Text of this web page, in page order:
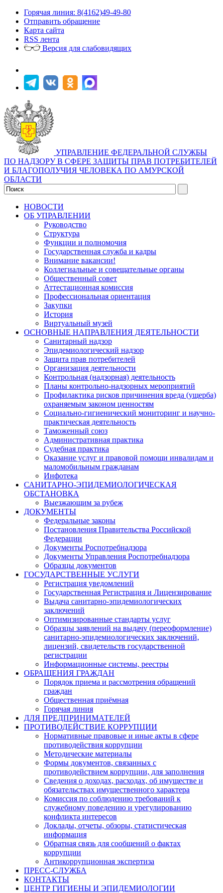
Горячая линия: 8(4162)49-49-80
Отправить обращение
Карта сайта
RSS лента
Версия для слабовидящих
УПРАВЛЕНИЕ ФЕДЕРАЛЬНОЙ СЛУЖБЫ
ПО НАДЗОРУ В СФЕРЕ ЗАЩИТЫ ПРАВ ПОТРЕБИТЕЛЕЙ
И БЛАГОПОЛУЧИЯ ЧЕЛОВЕКА ПО АМУРСКОЙ
ОБЛАСТИ
НОВОСТИ
ОБ УПРАВЛЕНИИ
Руководство
Структура
Функции и полномочия
Государственная служба и кадры
Внимание вакансии!
Коллегиальные и совещательные органы
Общественный совет
Аттестационная комиссия
Профессиональная ориентация
Закупки
История
Виртуальный музей
ОСНОВНЫЕ НАПРАВЛЕНИЯ ДЕЯТЕЛЬНОСТИ
Санитарный надзор
Эпидемиологический надзор
Защита прав потребителей
Организация деятельности
Контрольная (надзорная) деятельность
Планы контрольно-надзорных мероприятий
Профилактика рисков причинения вреда (ущерба)
охраняемым законом ценностям
Социально-гигиенический мониторинг и научно-
практическая деятельность
Таможенный союз
Административная практика
Судебная практика
Оказание услуг и правовой помощи инвалидам и
маломобильным гражданам
Инфотека
САНИТАРНО-ЭПИДЕМИОЛОГИЧЕСКАЯ
ОБСТАНОВКА
Выезжающим за рубеж
ДОКУМЕНТЫ
Федеральные законы
Постановления Правительства Российской
Федерации
Документы Роспотребнадзора
Документы Управления Роспотребнадзора
Образцы документов
ГОСУДАРСТВЕННЫЕ УСЛУГИ
Регистрация уведомлений
Государственная Регистрация и Лицензирование
Выдача санитарно-эпидемиологических
заключений
Оптимизированные стандарты услуг
Образцы заявлений на выдачу (переоформление)
санитарно-эпидемиологических заключений,
лицензий, свидетельств государственной
регистрации
Информационные системы, реестры
ОБРАЩЕНИЯ ГРАЖДАН
Порядок приема и рассмотрения обращений
граждан
Общественная приёмная
Горячая линия
ДЛЯ ПРЕДПРИНИМАТЕЛЕЙ
ПРОТИВОДЕЙСТВИЕ КОРРУПЦИИ
Нормативные правовые и иные акты в сфере
противодействия коррупции
Методические материалы
Формы документов, связанных с
противодействием коррупции, для заполнения
Сведения о доходах, расходах, об имуществе и
обязательствах имущественного характера
Комиссия по соблюдению требований к
служебному поведению и урегулированию
конфликта интересов
Доклады, отчеты, обзоры, статистическая
информация
Обратная связь для сообщений о фактах
коррупции
Антикоррупционная экспертиза
ПРЕСС-СЛУЖБА
КОНТАКТЫ
ЦЕНТР ГИГИЕНЫ И ЭПИДЕМИОЛОГИИ